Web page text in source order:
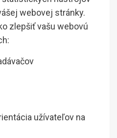
webovej stránky.
zlepšiť vašu webovú
užívateľov na